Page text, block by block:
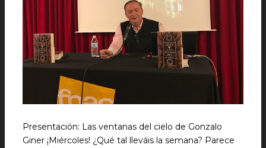
Presentación: Las ventanas del cielo de Gonzalo
Giner ¡Miércoles! ¿Qué tal lleváis la semana? Parece